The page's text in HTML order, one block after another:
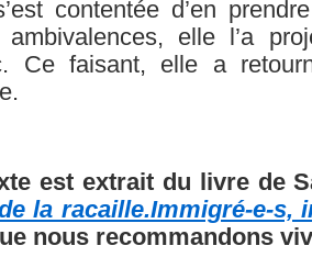
contentée d’en
ambivalences, elle l’a
Ce faisant, elle a
est extrait du livre de
la racaille.Immigré-e-s,
nous recommandons